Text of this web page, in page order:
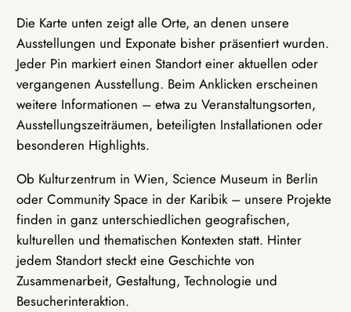
Die Karte unten zeigt alle Orte, an denen unsere
Ausstellungen und Exponate bisher präsentiert wurden.
Jeder Pin markiert einen Standort einer aktuellen oder
vergangenen Ausstellung. Beim Anklicken erscheinen
weitere Informationen – etwa zu Veranstaltungsorten,
Ausstellungszeiträumen, beteiligten Installationen oder
besonderen Highlights.
Ob Kulturzentrum in Wien, Science Museum in Berlin
oder Community Space in der Karibik – unsere Projekte
finden in ganz unterschiedlichen geografischen,
kulturellen und thematischen Kontexten statt. Hinter
jedem Standort steckt eine Geschichte von
Zusammenarbeit, Gestaltung, Technologie und
Besucherinteraktion.